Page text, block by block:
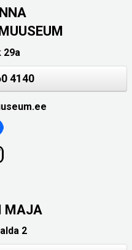
29a
4140
MAJA
2